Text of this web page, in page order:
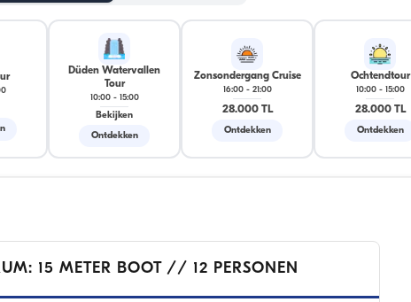
Düden Watervallen
Tour
10:00- 15:00
Bekijken
Ontdekken
Zonsondergang Cruise
16:00- 21:00
28.000 TL
Ontdekken
Ochtendtour
10:00- 15:00
28.000 TL
Ontdekken
15 METER BOOT // 12 PERSONEN